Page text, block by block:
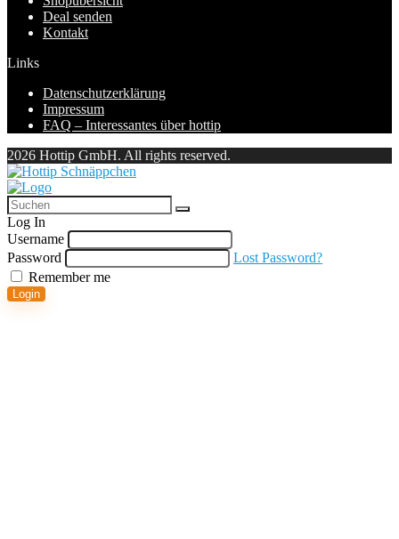
Deal senden
Kontakt
Links
Datenschutzerklärung
Impressum
FAQ – Interessantes über hottip
2026 Hottip GmbH. All rights reserved.
Log In
Username
Password
Lost Password?
Remember me
Login